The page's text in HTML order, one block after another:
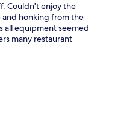
Couldn't enjoy the
and honking from the
all equipment seemed
many restaurant